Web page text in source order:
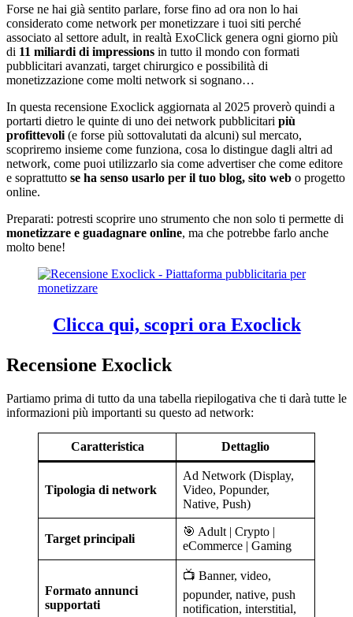
Forse ne hai già sentito parlare, forse fino ad ora non lo hai
considerato come network per monetizzare i tuoi siti perché
associato al settore adult, in realtà ExoClick genera ogni giorno più
di 11 miliardi di impressions in tutto il mondo con formati
pubblicitari avanzati, target chirurgico e possibilità di
monetizzazione come molti network si sognano…
In questa recensione Exoclick aggiornata al 2025 proverò quindi a
portarti dietro le quinte di uno dei network pubblicitari più
profittevoli (e forse più sottovalutati da alcuni) sul mercato,
scopriremo insieme come funziona, cosa lo distingue dagli altri ad
network, come puoi utilizzarlo sia come advertiser che come editore
e soprattutto se ha senso usarlo per il tuo blog, sito web o progetto
online.
Preparati: potresti scoprire uno strumento che non solo ti permette di
monetizzare e guadagnare online, ma che potrebbe farlo anche
molto bene!
Clicca qui, scopri ora Exoclick
Recensione Exoclick
Partiamo prima di tutto da una tabella riepilogativa che ti darà tutte le
informazioni più importanti su questo ad network:
Caratteristica Dettaglio
Tipologia di network
Ad Network (Display,
Video, Popunder,
Native, Push)
Target principali
🎯 Adult | Crypto |
eCommerce | Gaming
Formato annunci
supportati
📺 Banner, video,
popunder, native, push
notification, interstitial,